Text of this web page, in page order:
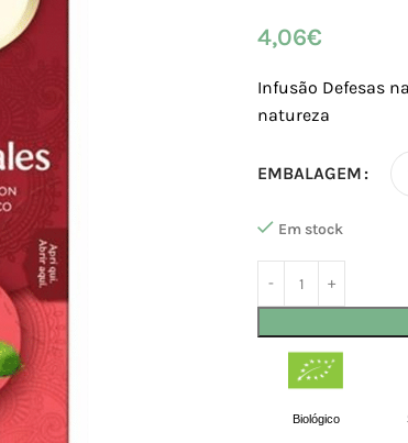
4,06€
Infusão Defesas
natureza
EMBALAGEM
Em stock
Biológico